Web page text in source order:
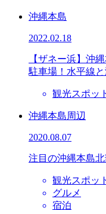
沖縄本島
2022.02.18
【ザネー浜】沖
駐車場！水平線
観光スポッ
沖縄本島周辺
2020.08.07
注目の沖縄本島
観光スポッ
グルメ
宿泊